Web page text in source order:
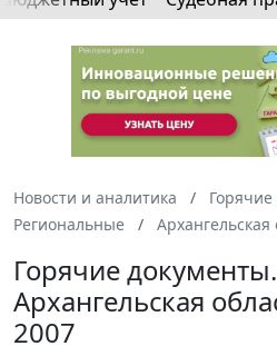
Новости и аналитика
Региональные
Архангельская
Горячие документы.
Архангельская
2007